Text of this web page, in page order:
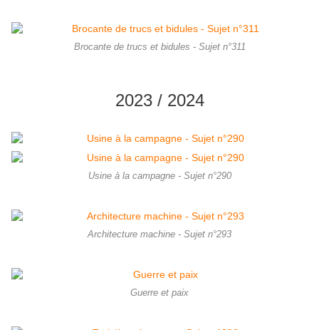
Brocante de trucs et bidules - Sujet n°311
2023 / 2024
Usine à la campagne - Sujet n°290
Architecture machine - Sujet n°293
Guerre et paix